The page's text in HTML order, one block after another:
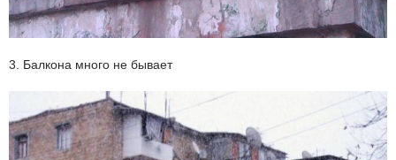
3. Балкона много не бывает